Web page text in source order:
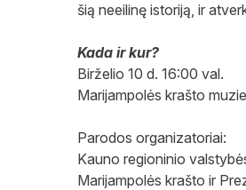
šią neeilinę istoriją, ir
Kada ir kur?
Birželio 10 d. 16:00 val.
Marijampolės krašto
Parodos organizatoriai:
Kauno regioninio
Marijampolės krašto ir